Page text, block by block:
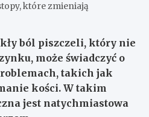
które zmieniają
ból piszczeli, który nie
może świadczyć o
takich jak
kości. W takim
jest natychmiastowa